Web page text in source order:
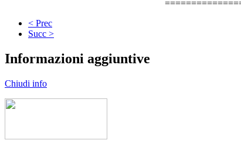
< Prec
Succ >
Informazioni aggiuntive
Chiudi info